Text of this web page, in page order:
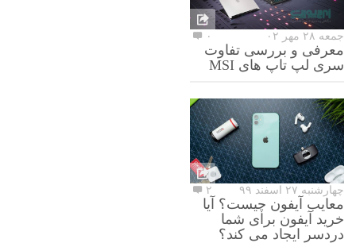
جمعه ۲۸ مهر ۰۲ ۰
معرفی و بررسی تفاوت
سری لپ تاپ های MSI
چهارشنبه ۲۷ اسفند ۹۹ ۲
معایب آیفون چیست؟ آیا
خرید آیفون برای شما
دردسر ایجاد می کند؟